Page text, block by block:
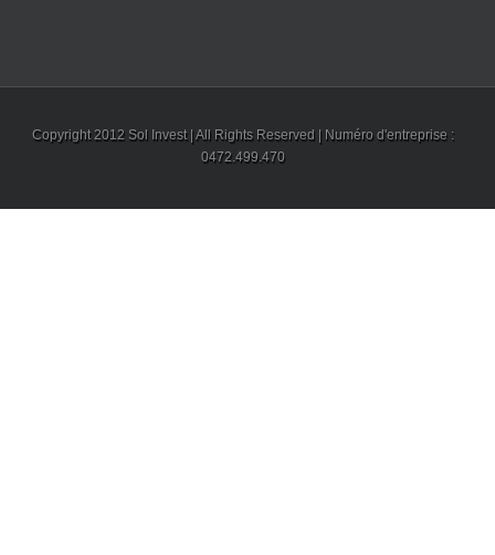
Copyright 2012 Sol Invest | All Rights Reserved | Numéro d'entreprise :
0472.499.470